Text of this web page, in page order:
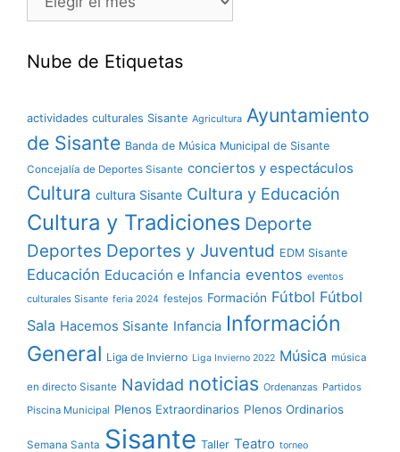
Nube de Etiquetas
actividades culturales Sisante Agricultura Ayuntamiento
de Sisante Banda de Música Municipal de Sisante
Concejalía de Deportes Sisante conciertos y espectáculos
Cultura cultura Sisante Cultura y Educación
Cultura y Tradiciones Deporte
Deportes Deportes y Juventud EDM Sisante
Educación Educación e Infancia eventos eventos
culturales Sisante feria 2024 festejos Formación Fútbol Fútbol
Sala Hacemos Sisante Infancia Información
General Liga de Invierno Liga Invierno 2022 Música música
en directo Sisante Navidad noticias Ordenanzas Partidos
Piscina Municipal Plenos Extraordinarios Plenos Ordinarios
Semana Santa Sisante Taller Teatro torneo